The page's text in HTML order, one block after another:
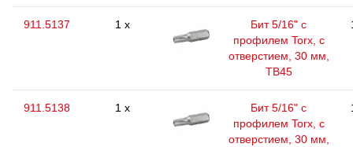
911.5137 1 x
Бит 5/16" с
профилем Torx, с
отверстием, 30 мм,
ТВ45
911.5138 1 x
Бит 5/16" с
профилем Torx, с
отверстием, 30 мм,